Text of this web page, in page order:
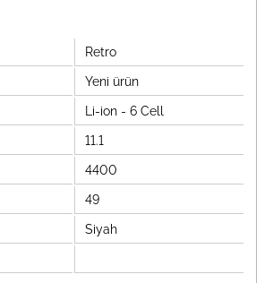
Retro
Yeni ürün
Li-ion - 6 Cell
11.1
4400
49
Siyah